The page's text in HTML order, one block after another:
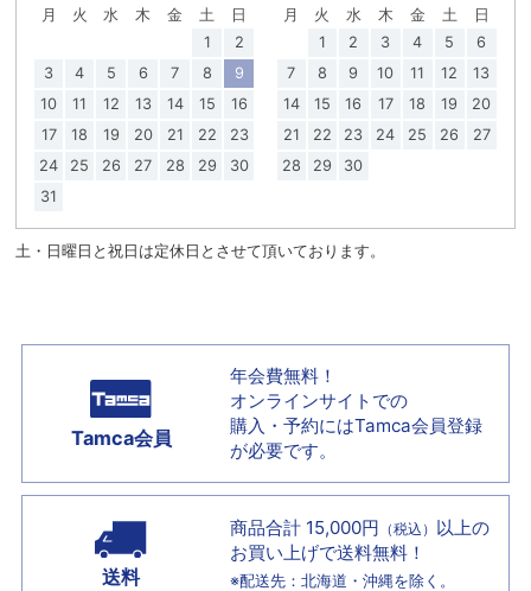
月 火 水 木 金 土
日
1
2
3
4 5 6 7 8
9
10
11 12 13 14 15
16
17
18 19 20 21 22
23
24
25 26 27 28 29
30
31
月 火 水 木 金 土
日
1
2 3 4 5
6
7
8 9 10 11 12
13
14
15 16 17 18 19
20
21
22 23 24 25 26
27
28
29 30
土・日曜日と祝日は定休日とさせて頂いております。
Tamca会員
年会費無料！
オンラインサイトでの
購入・予約にはTamca会員登録
が必要です。
送料
商品合計 15,000円 （税込） 以上の
お買い上げで送料無料！
※配送先：北海道・沖縄を除く。